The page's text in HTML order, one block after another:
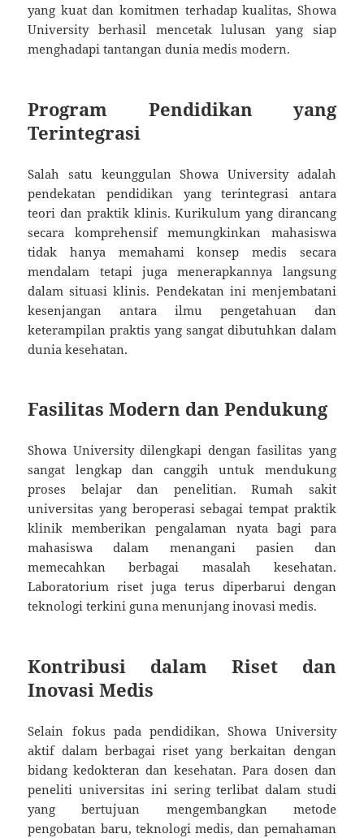
yang kuat dan komitmen terhadap kualitas, Showa
University berhasil mencetak lulusan yang siap
menghadapi tantangan dunia medis modern.
Program Pendidikan yang
Terintegrasi
Salah satu keunggulan Showa University adalah
pendekatan pendidikan yang terintegrasi antara
teori dan praktik klinis. Kurikulum yang dirancang
secara komprehensif memungkinkan mahasiswa
tidak hanya memahami konsep medis secara
mendalam tetapi juga menerapkannya langsung
dalam situasi klinis. Pendekatan ini menjembatani
kesenjangan antara ilmu pengetahuan dan
keterampilan praktis yang sangat dibutuhkan dalam
dunia kesehatan.
Fasilitas Modern dan Pendukung
Showa University dilengkapi dengan fasilitas yang
sangat lengkap dan canggih untuk mendukung
proses belajar dan penelitian. Rumah sakit
universitas yang beroperasi sebagai tempat praktik
klinik memberikan pengalaman nyata bagi para
mahasiswa dalam menangani pasien dan
memecahkan berbagai masalah kesehatan.
Laboratorium riset juga terus diperbarui dengan
teknologi terkini guna menunjang inovasi medis.
Kontribusi dalam Riset dan
Inovasi Medis
Selain fokus pada pendidikan, Showa University
aktif dalam berbagai riset yang berkaitan dengan
bidang kedokteran dan kesehatan. Para dosen dan
peneliti universitas ini sering terlibat dalam studi
yang bertujuan mengembangkan metode
pengobatan baru, teknologi medis, dan pemahaman